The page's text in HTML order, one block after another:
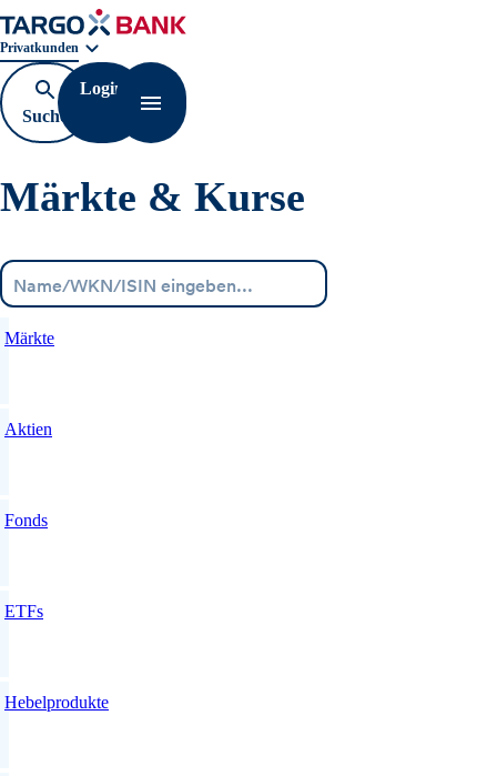
Geschäftsbereichnavigation. Aktuelle Auswahl:
Privatkunden
Suche
öffnen
Login
Navigation öffnen
Märkte & Kurse
Märkte
Aktien
Fonds
ETFs
Hebelprodukte